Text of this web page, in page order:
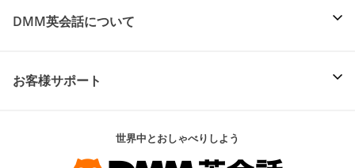
DMM英会話について
お客様サポート
世界中とおしゃべりしよう